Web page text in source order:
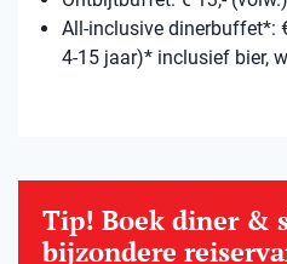
All-inclusive dinerbuffet*:
4-15 jaar)* inclusief bier,
Tip! Boek diner &
bijzondere